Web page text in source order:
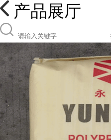
产品展厅